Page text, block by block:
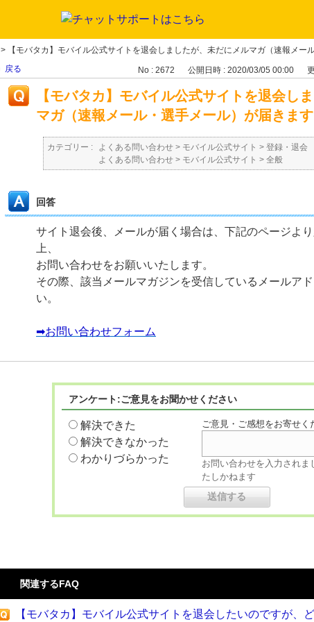
> 【モバタカ】モバイル公式サイトを退会しましたが、未だにメルマガ（速報メー
戻る No : 2672 公開日時 : 2020/03/05 00:00
【モバタカ】モバイル公式サイトを退会し
マガ（速報メール・選手メール）が届きます
カテゴリー : よくある問い合わせ > モバイル公式サイト > 登録・退会
よくある問い合わせ > モバイル公式サイト > 全般
回答
サイト退会後、メールが届く場合は、下記のページよ
上、
お問い合わせをお願いいたします。
その際、該当メールマガジンを受信しているメールア
い。
➡お問い合わせフォーム
アンケート:ご意見をお聞かせください
解決できた
解決できなかった
わかりづらかった
ご意見・ご感想をお寄せく
お問い合わせを入力されま
たしかねます
関連するFAQ
【モバタカ】モバイル公式サイトを退会したいのですが、